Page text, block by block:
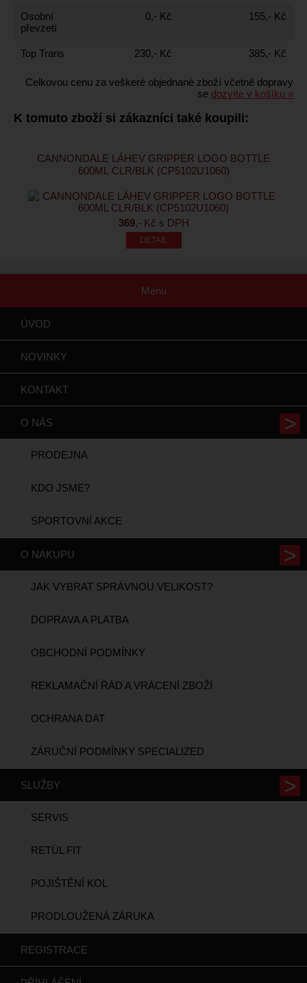
Osobní
převzetí
0,- Kč 155,- Kč
Top Trans 230,- Kč 385,- Kč
Celkovou cenu za veškeré objednané zboží včetně dopravy
se dozvíte v košíku »
K tomuto zboží si zákazníci také koupili:
CANNONDALE LÁHEV GRIPPER LOGO BOTTLE
600ML CLR/BLK (CP5102U1060)
369,- Kč s DPH
Menu
ÚVOD
NOVINKY
KONTAKT
O NÁS
PRODEJNA
KDO JSME?
SPORTOVNÍ AKCE
O NÁKUPU
JAK VYBRAT SPRÁVNOU VELIKOST?
DOPRAVA A PLATBA
OBCHODNÍ PODMÍNKY
REKLAMAČNÍ ŘÁD A VRÁCENÍ ZBOŽÍ
OCHRANA DAT
ZÁRUČNÍ PODMÍNKY SPECIALIZED
SLUŽBY
SERVIS
RETÜL FIT
POJIŠTĚNÍ KOL
PRODLOUŽENÁ ZÁRUKA
REGISTRACE